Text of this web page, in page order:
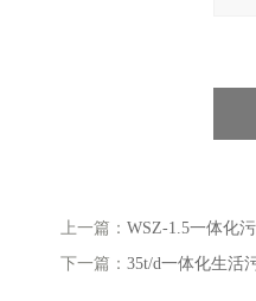
上一篇： WSZ-1.5一体化
下一篇： 35t/d一体化生活